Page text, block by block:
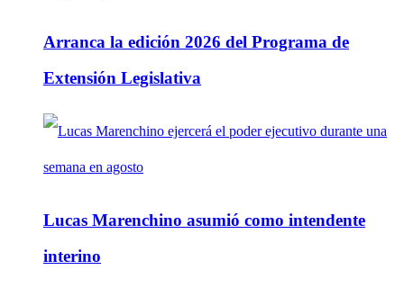
Arranca la edición 2026 del Programa de
Extensión Legislativa
Lucas Marenchino asumió como intendente
interino